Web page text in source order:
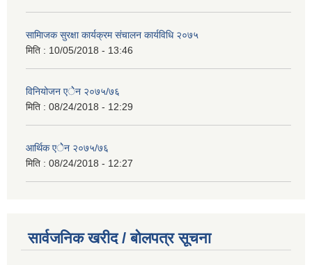
सामािजक सुरक्षा कार्यक्रम संचालन कार्यविधि २०७५
मिति : 10/05/2018 - 13:46
विनियोजन एेेन २०७५/७६
मिति : 08/24/2018 - 12:29
आर्थिक एेेन २०७५/७६
मिति : 08/24/2018 - 12:27
सार्वजनिक खरीद / बोलपत्र सूचना